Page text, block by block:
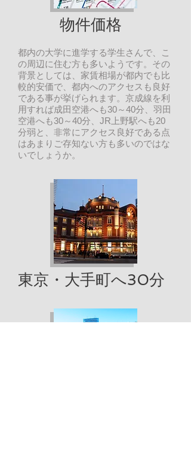
東京・大手町へ30分
物件価格
都内の大学に進学する学生さんで、こ
の周辺に住む方も多いようです。その
背景としては、家賃相場が都内でも比
較的安価で、都内へのアクセスも良好
である事が挙げられます。京成線を利
用すれば成田空港へも30～40分、羽田
空港へも30～40分、JR上野駅へも20
分弱と、非常にアクセス良好である点
はあまりご存知ない方も多いのではな
いでしょうか。